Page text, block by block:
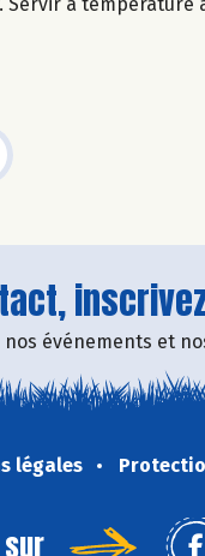
événements et
légales